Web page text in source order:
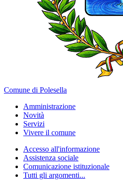
Comune di Polesella
Amministrazione
Novità
Servizi
Vivere il comune
Accesso all'informazione
Assistenza sociale
Comunicazione istituzionale
Tutti gli argomenti...